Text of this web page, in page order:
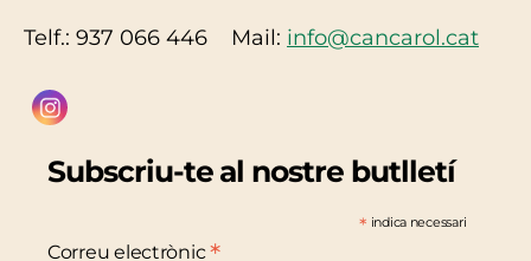
Telf.: 937 066 446 Mail: info@cancarol.cat
Subscriu-te al nostre butlletí
* indica necessari
Correu electrònic